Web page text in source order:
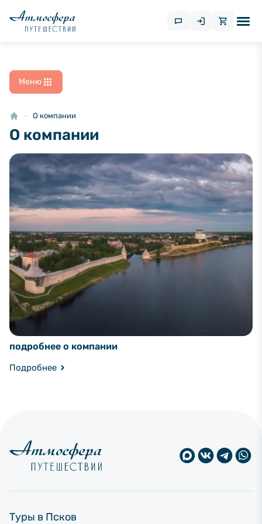
Меню
О компании
О компании
подробнее о компании
Подробнее
Туры в Псков